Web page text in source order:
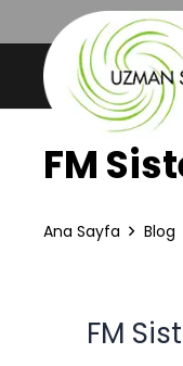
FM
Ana Sayfa Blog
FM